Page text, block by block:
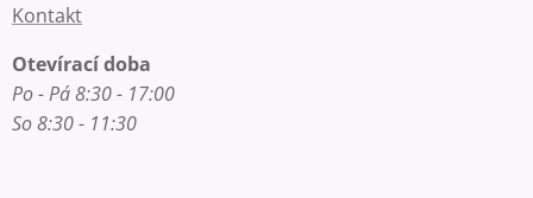
Kontakt
Otevírací doba
Po - Pá 8:30 - 17:00
So 8:30 - 11:30